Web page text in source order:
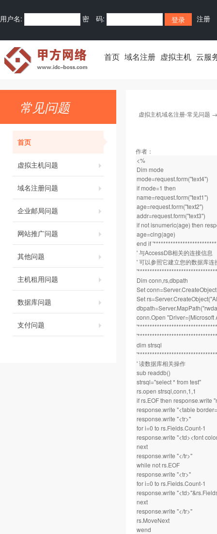
用户名: 密 码: 注册
首页 域名注册 虚拟主机 云服
常见问题
首页
虚拟主机问题
域名注册问题
企业邮局问题
网站推广问题
其他问题
主机租用问题
数据库问题
支付问题
虚拟主机域名注册-常见问题
作者：
<%
Dim mode
mode=request.form("text4")
if mode=1 then
name=request.form("text1")
age=request.form("text2")
addr=request.form("text3")
if not isnumeric(age) then
age=clng(age)
end if
' 与AccessDB相关的连接信息
' 可以参照它建立您的数据库连
Dim conn,rs,dbpath
Set
Set
conn.Open "Driver={Microsoft
dim strsql
' 读数据库相关操作
sub readdb()
strsql="select * from test"
rs.open strsql,conn,1,1
if rs.EOF then response.write
response.write "<table
response.write "<tr>"
for i=0 to rs.Fields.Count-1
response.write "<td><font
next
response.write "</tr>"
while not rs.EOF
response.write "<tr>"
for i=0 to rs.Fields.Count-1
response.write
next
response.write "</tr>"
rs.MoveNext
wend